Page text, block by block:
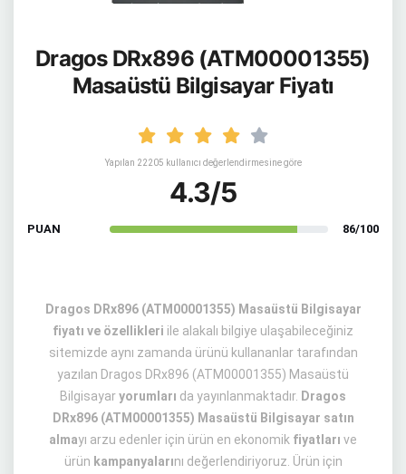
Dragos DRx896 (ATM00001355)
Masaüstü Bilgisayar Fiyatı
Yapılan 22205 kullanıcı değerlendirmesine göre
4.3/5
PUAN 86/100
Dragos DRx896 (ATM00001355) Masaüstü Bilgisayar
fiyatı ve özellikleri ile alakalı bilgiye ulaşabileceğiniz
sitemizde aynı zamanda ürünü kullananlar tarafından
yazılan Dragos DRx896 (ATM00001355) Masaüstü
Bilgisayaryorumları da yayınlanmaktadır. Dragos
DRx896 (ATM00001355) Masaüstü Bilgisayar satın
almayı arzu edenler için ürün en ekonomik fiyatları ve
ürün kampanyalarını değerlendiriyoruz. Ürün için